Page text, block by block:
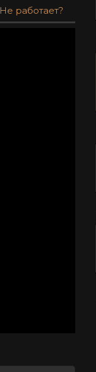
Не работает?